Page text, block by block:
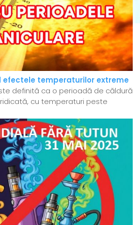
efectele temperaturilor extreme
definită ca o perioadă de căldură
cu temperaturi peste